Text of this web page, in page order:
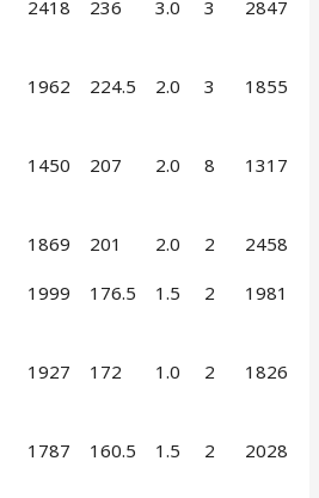
2418 236 3.0 3 2847
1962 224.5 2.0 3 1855
1450 207 2.0 8 1317
1869 201 2.0 2 2458
1999 176.5 1.5 2 1981
1927 172 1.0 2 1826
1787 160.5 1.5 2 2028